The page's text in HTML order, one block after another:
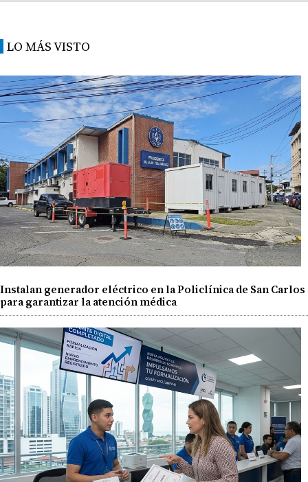
LO MÁS VISTO
Instalan generador eléctrico en la Policlínica de San Carlos
para garantizar la atención médica